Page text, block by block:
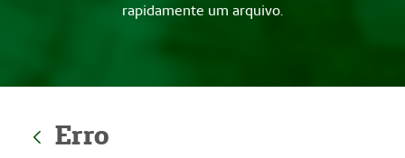
rapidamente um arquivo.
Erro